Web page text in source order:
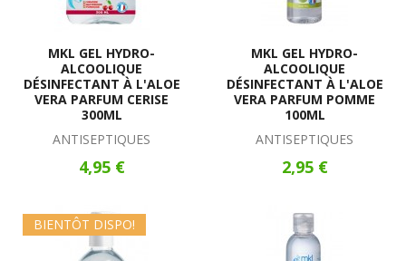
MKL GEL HYDRO-
ALCOOLIQUE
DÉSINFECTANT À L'ALOE
VERA PARFUM CERISE
300ML
ANTISEPTIQUES
4,95 €
MKL GEL HYDRO-
ALCOOLIQUE
DÉSINFECTANT À L'ALOE
VERA PARFUM POMME
100ML
ANTISEPTIQUES
2,95 €
BIENTÔT DISPO!